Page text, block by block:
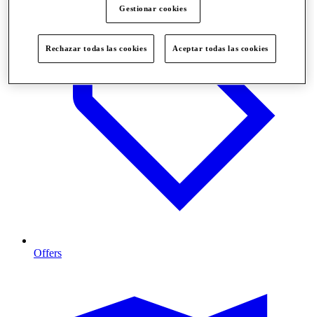
Offers
Gestionar cookies
Rechazar todas las cookies Aceptar todas las cookies